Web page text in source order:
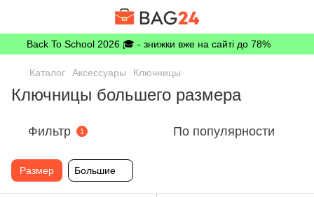
Back To School 2026 🎓 - знижки вже на сайті до 78%
Каталог Аксессуары Ключницы
Ключницы большего размера
Фильтр 1 По популярности
Размер Большие